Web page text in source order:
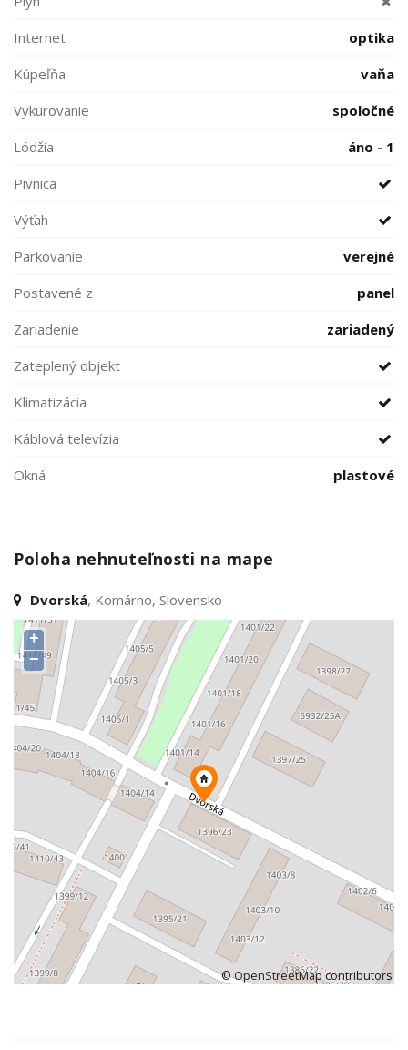
Internet
optika
Kúpeľňa
vaňa
Vykurovanie
spoločné
Lódžia
áno - 1
Pivnica
Výťah
Parkovanie
verejné
Postavené z
panel
Zariadenie
zariadený
Zateplený objekt
Klimatizácia
Káblová televízia
Okná
plastové
Poloha nehnuteľnosti na mape
Dvorská, Komárno, Slovensko
+
−
©OpenStreetMap contributors